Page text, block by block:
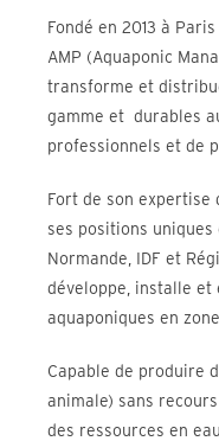
Fondé en 2013 à
AMP (Aquaponic
transforme et
gamme et durables
professionnels et de
Fort de son expertise
ses positions uniques
Normande, IDF et
développe, installe et
aquaponiques en
Capable de produire
animale) sans
des ressources en